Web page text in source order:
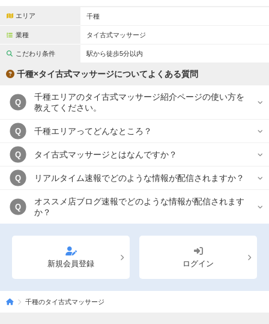
エリア 千種
業種 タイ古式マッサージ
こだわり条件 駅から徒歩5分以内
千種×タイ古式マッサージについてよくある質問
Q
千種エリアのタイ古式マッサージ紹介ページの使い方を
教えてください。
Q 千種エリアってどんなところ？
Q タイ古式マッサージとはなんですか？
Q リアルタイム速報でどのような情報が配信されますか？
Q
オススメ店ブログ速報でどのような情報が配信されます
か？
新規会員登録 ログイン
千種のタイ古式マッサージ